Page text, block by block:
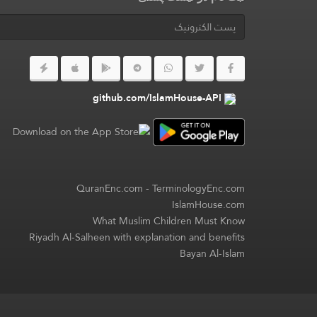
github.com/IslamHouse-API
QuranEnc.com-TerminologyEnc.com
IslamHouse.com
What Muslim Children Must Know
Riyadh Al-Salheen with explanation and benefits
Bayan Al-Islam